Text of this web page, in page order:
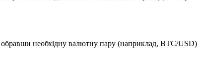
необхідну валютну пару (наприклад, BTC/USD)